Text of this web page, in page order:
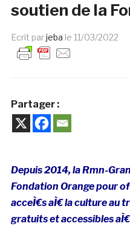
soutien de la
Ecrit parjeba le 11/03/2022
Partager :
Depuis 2014, la Rmn-
Fondation Orange pour
acceÌ€s aÌ€ la culture au
gratuits et accessibles